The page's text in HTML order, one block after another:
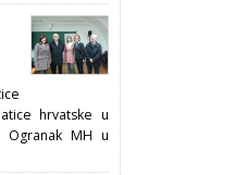
hrvatske u
Ogranak MH u